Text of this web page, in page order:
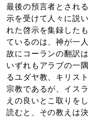
最後の預言者とされ
示を受けて人々に説
れた啓示を集録した
ているのは、神が一
故にコーランの翻訳
いずれもアラブの一
るユダヤ教、キリス
宗教であるが、イス
えの良いとこ取りを
読むと、その教えは